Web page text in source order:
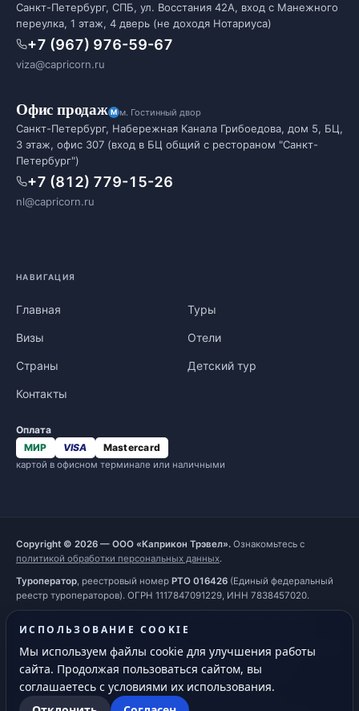
ИСПОЛЬЗОВАНИЕ COOKIE
Мы используем файлы cookie для улучшения работы
сайта. Продолжая пользоваться сайтом, вы
соглашаетесь с условиями их использования.
Санкт-Петербург, СПБ, ул. Восстания 42А, вход с Манежного
переулка, 1 этаж, 4 дверь (не доходя Нотариуса)
+7 (967) 976-59-67
viza@capricorn.ru
Офис продаж м. Гостинный двор
Санкт-Петербург, Набережная Канала Грибоедова, дом 5, БЦ,
3 этаж, офис 307 (вход в БЦ общий с рестораном "Санкт-
Петербург")
+7 (812) 779-15-26
nl@capricorn.ru
НАВИГАЦИЯ
Главная Туры
Визы Отели
Страны Детский тур
Контакты
Оплата
МИР
VISA Mastercard
картой в офисном терминале или наличными
Copyright © 2026 — ООО «Каприкон Трэвел». Ознакомьтесь с
политикой обработки персональных данных.
Туроператор, реестровый номер РТО 016426 (Единый федеральный
реестр туроператоров). ОГРН 1117847091229, ИНН 7838457020.
права. Все права защищены и охраняются законом. Запрещается
использование любых материалов сайта без письменного разрешения
правообладателя. При полном или частичном использовании
материалов гиперссылка наhttps://capricorn.ruобязательна.
Обращаем ваше внимание на то, что информация на сайте